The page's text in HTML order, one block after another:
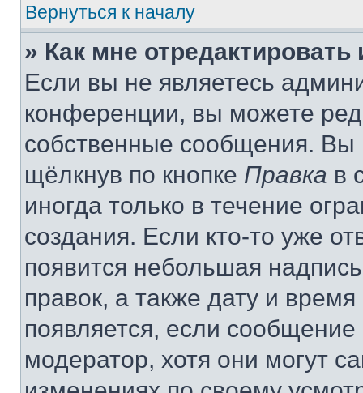
Вернуться к началу
» Как мне
Если вы не являетесь
конференции, вы можете
собственные сообщения. Вы
щёлкнув по кнопке Правка в
иногда только в течение
создания. Если кто-то уже
появится небольшая
правок, а также дату и
появляется, если
модератор, хотя они могут